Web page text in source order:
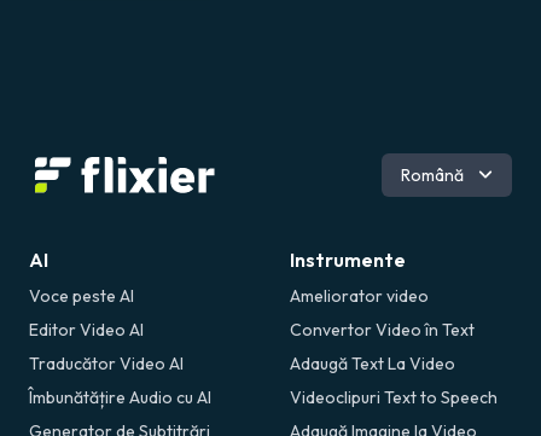
Engleză
Spaniolă
Germană
Română
AI
Voce peste AI
Editor Video AI
Traducător Video AI
Îmbunătățire Audio cu AI
Generator de Subtitrări
Instrumente
Ameliorator video
Convertor Video în Text
Adaugă Text La Video
Videoclipuri Text to Speech
Adaugă Imagine la Video